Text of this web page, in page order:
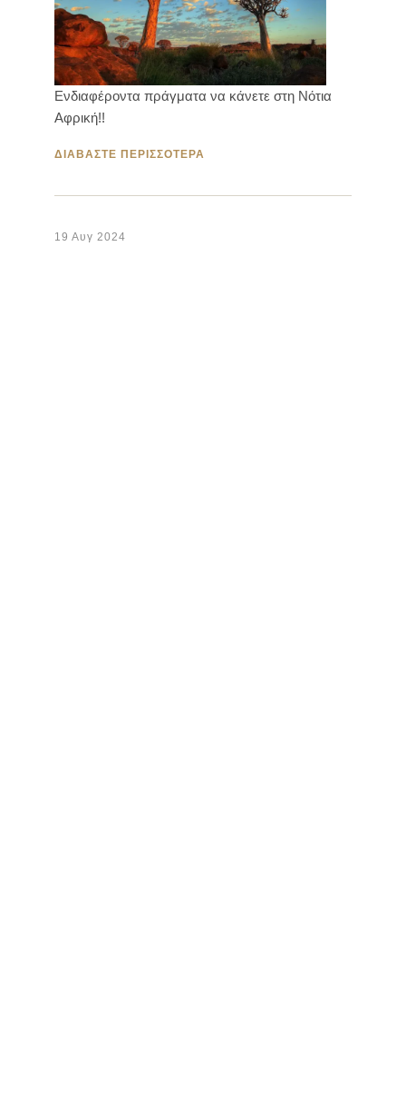
Ενδιαφέροντα πράγματα να κάνετε στη Νότια
Αφρική!!
ΔΙΑΒΑΣΤΕ ΠΕΡΙΣΣΟΤΕΡΑ
19 Αυγ 2024